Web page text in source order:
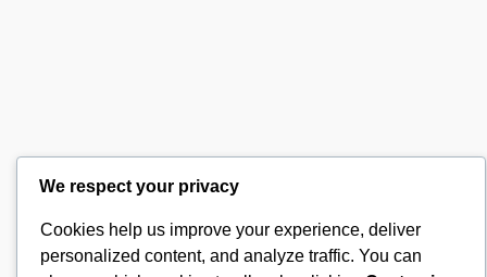
We respect your privacy
Cookies help us improve your experience, deliver
personalized content, and analyze traffic. You can